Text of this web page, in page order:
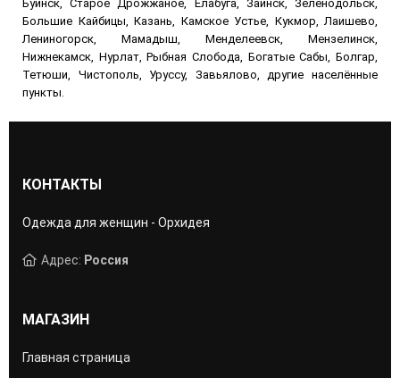
Буинск, Старое Дрожжаное, Елабуга, Заинск, Зеленодольск,
Большие Кайбицы, Казань, Камское Устье, Кукмор, Лаишево,
Лениногорск, Мамадыш, Менделеевск, Мензелинск,
Нижнекамск, Нурлат, Рыбная Слобода, Богатые Сабы, Болгар,
Тетюши, Чистополь, Уруссу, Завьялово, другие населённые
пункты.
КОНТАКТЫ
Одежда для женщин - Орхидея
Адрес: Россия
МАГАЗИН
Главная страница